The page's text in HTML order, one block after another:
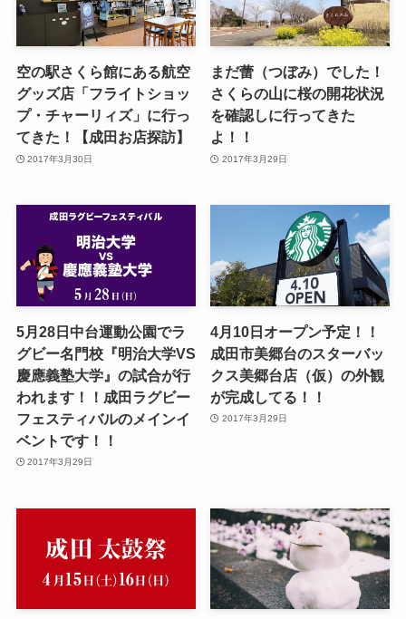
空の駅さくら館にある航空
グッズ店「フライトショッ
プ・チャーリィズ」に行っ
てきた！【成田お店探訪】
2017年3月30日
まだ蕾（つぼみ）でした！
さくらの山に桜の開花状況
を確認しに行ってきた
よ！！
2017年3月29日
5月28日中台運動公園でラ
グビー名門校『明治大学VS
慶應義塾大学』の試合が行
われます！！成田ラグビー
フェスティバルのメインイ
ベントです！！
2017年3月29日
4月10日オープン予定！！
成田市美郷台のスターバッ
クス美郷台店（仮）の外観
が完成してる！！
2017年3月29日